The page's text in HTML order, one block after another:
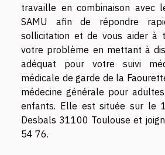
travaille en combinaison avec
SAMU afin de répondre
sollicitation et de vous aider à
votre problème en mettant à
adéquat pour votre suivi
médicale de garde de la
médecine générale pour
enfants. Elle est située sur le
Desbals 31100 Toulouse et
54 76.